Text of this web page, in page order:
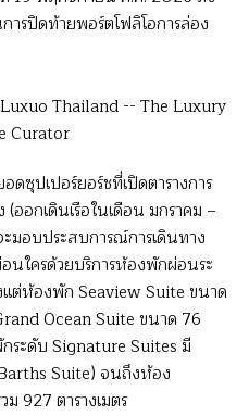
รปิดท้ายพอร์ตโฟลิโอการล่อง
ซุปเปอร์ยอร์ชที่เปิดตารางการ
(ออกเดินเรือในเดือน มกราคม –
อบประสบการณ์การเดินทาง
นใครด้วยบริการห้องพักผ่อนระ
ห้องพัก Seaview Suite ขนาด
Ocean Suite ขนาด 76
ระดับ Signature Suites มี
Suite) จนถึงห้อง
927 ตารางเมตร